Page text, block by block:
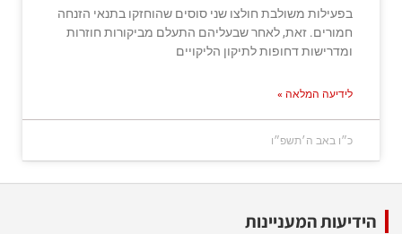
בפעילות משולבת חולצו שני סוסים שהוחזקו בתנאי הזנחה
חמורים. זאת, לאחר שבעליהם התעלם מביקורות חוזרות
ומדרישות דחופות לתיקון הליקויים
לידיעה המלאה »
כ״ו באב ה׳תשפ״ו
הידיעות המעניינות